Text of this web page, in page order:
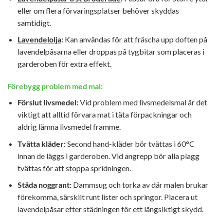
eller om flera förvaringsplatser behöver skyddas
samtidigt.
Lavendelolja:Kan användas för att fräscha upp doften på
lavendelpåsarna eller droppas på tygbitar som placeras i
garderoben för extra effekt.
Förebygg problem med mal:
Förslut livsmedel:Vid problem med livsmedelsmal är det
viktigt att alltid förvara mat i täta förpackningar och
aldrig lämna livsmedel framme.
Tvätta kläder:Second hand-kläder bör tvättas i 60°C
innan de läggs i garderoben. Vid angrepp bör alla plagg
tvättas för att stoppa spridningen.
Städa noggrant:Dammsug och torka av där malen brukar
förekomma, särskilt runt lister och springor. Placera ut
lavendelpåsar efter städningen för ett långsiktigt skydd.